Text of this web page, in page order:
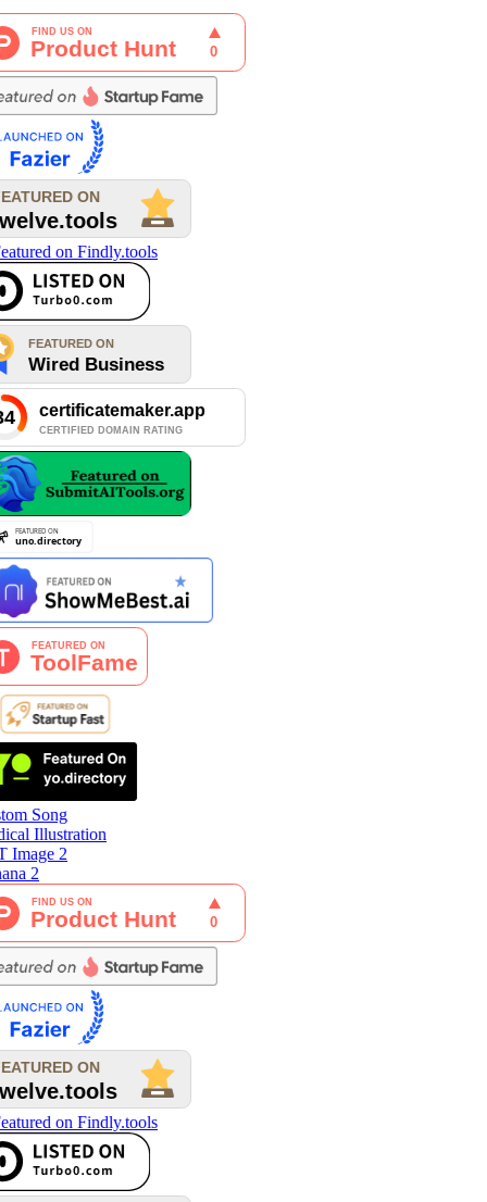
Song
Illustration
Image 2
2